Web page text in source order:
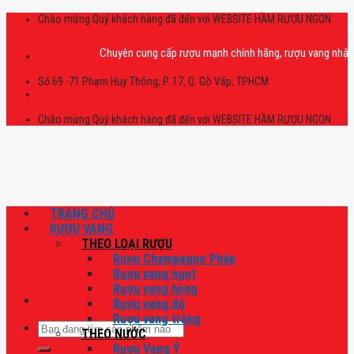
Skip
Chào mừng Quý khách hàng đã đến với WEBSITE HẦM RƯỢU NGON
Chuyên cung cấp rượu mạnh chính hãng, rượu vang nhập
Số 69 -71 Phạm Huy Thông, P. 17, Q. Gò Vấp, TPHCM
Chào mừng Quý khách hàng đã đến với WEBSITE HẦM RƯỢU NGON
Tìm
kiếm:
TRANG CHỦ
RƯỢU VANG
THEO LOẠI RƯỢU
Rượu Champagne Pháp
Rượu vang ngọt
Rượu vang hồng
Rượu vang đỏ
Rượu vang trắng
THEO NƯỚC
Rượu Vang Ý